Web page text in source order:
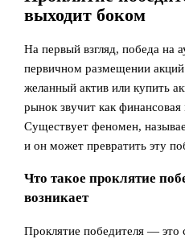
выходит боком
На первый взгляд, победа на
первичном размещении
желанный актив или купить
рынок звучит как
Существует феномен,
и он может превратить эту
Что такое проклятие
возникает
Проклятие победителя — это